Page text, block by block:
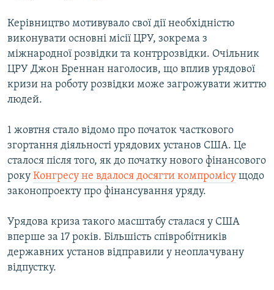
ДОЛУЧАЙСЯ!
Усі сайти RFE/RL
Керівництво мотивувало свої дії необхідністю
виконувати основні місії ЦРУ, зокрема з
міжнародної розвідки та контррозвідки. Очільник
ЦРУ Джон Бреннан наголосив, що вплив урядової
кризи на роботу розвідки може загрожувати життю
людей.
1 жовтня стало відомо про початок часткового
згортання діяльності урядових установ США. Це
сталося після того, як до початку нового фінансового
року Конгресу не вдалося досягти компромісу щодо
законопроекту про фінансування уряду.
Урядова криза такого масштабу сталася у США
вперше за 17 років. Більшість співробітників
державних установ відправили у неоплачувану
відпустку.